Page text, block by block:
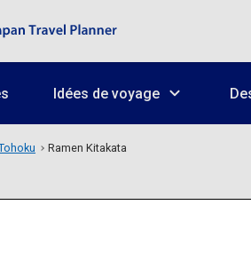
Idées de voyage
Ramen Kitakata